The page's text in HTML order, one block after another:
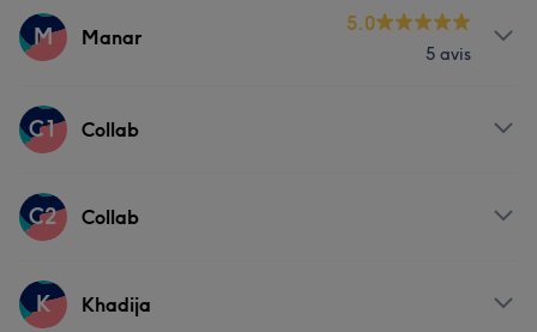
Prestations
M Manar
5.0
5 avis
Prestations
C1 Collab
Prestations
C2 Collab
Prestations
K Khadija